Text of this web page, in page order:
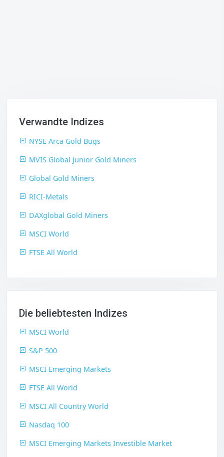
Verwandte Indizes
NYSE Arca Gold Bugs
MVIS Global Junior Gold Miners
Global Gold Miners
RICI-Metals
DAXglobal Gold Miners
MSCI World
FTSE All World
Die beliebtesten Indizes
MSCI World
S&P 500
MSCI Emerging Markets
FTSE All World
MSCI All Country World
Nasdaq 100
MSCI Emerging Markets Investible Market